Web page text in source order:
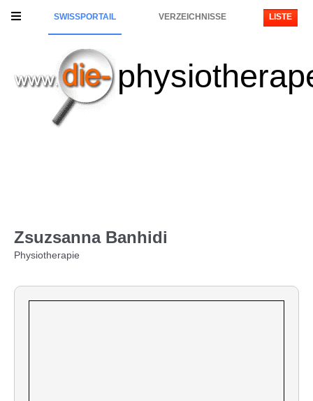
SWISSPORTAIL VERZEICHNISSE LISTE
Zsuzsanna Banhidi
Physiotherapie